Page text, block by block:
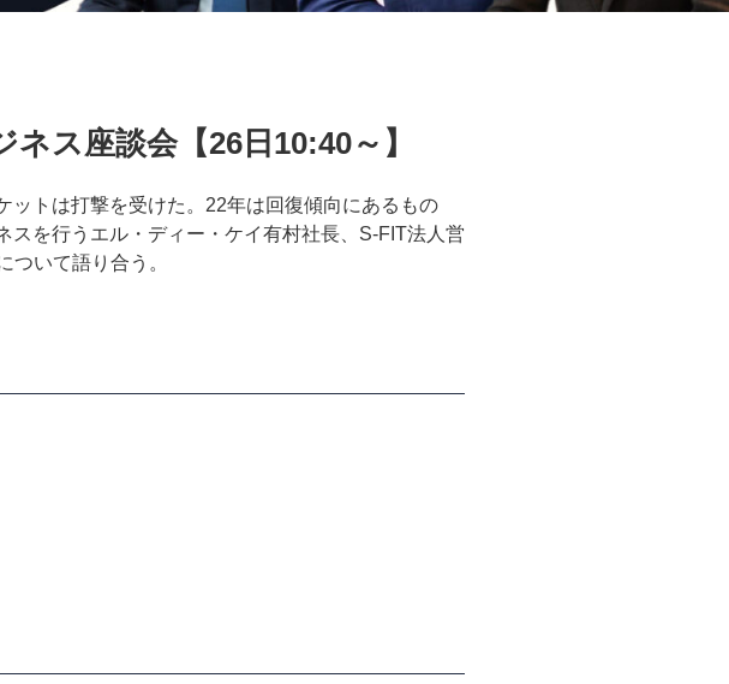
ス座談会【26日10:40～】
ットは打撃を受けた。22年は回復傾向にあるもの
を行うエル・ディー・ケイ有村社長、S-FIT法人営
いて語り合う。